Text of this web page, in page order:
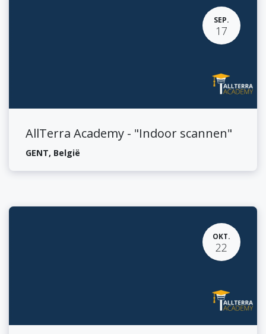
SEP.
17
AllTerra Academy - "Indoor scannen"
GENT, België
OKT.
22